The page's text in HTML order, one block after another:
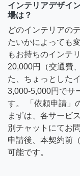
インテリアデザイ
場は？
どのインテリアの
たいかによっても
もお持ちのインテ
20,000円（交通費
た、ちょっとした
3,000-5,000円でサ
す。 「依頼申請」
まずは、各サービ
別チャットにてお
申請後、本契約前
可能です。